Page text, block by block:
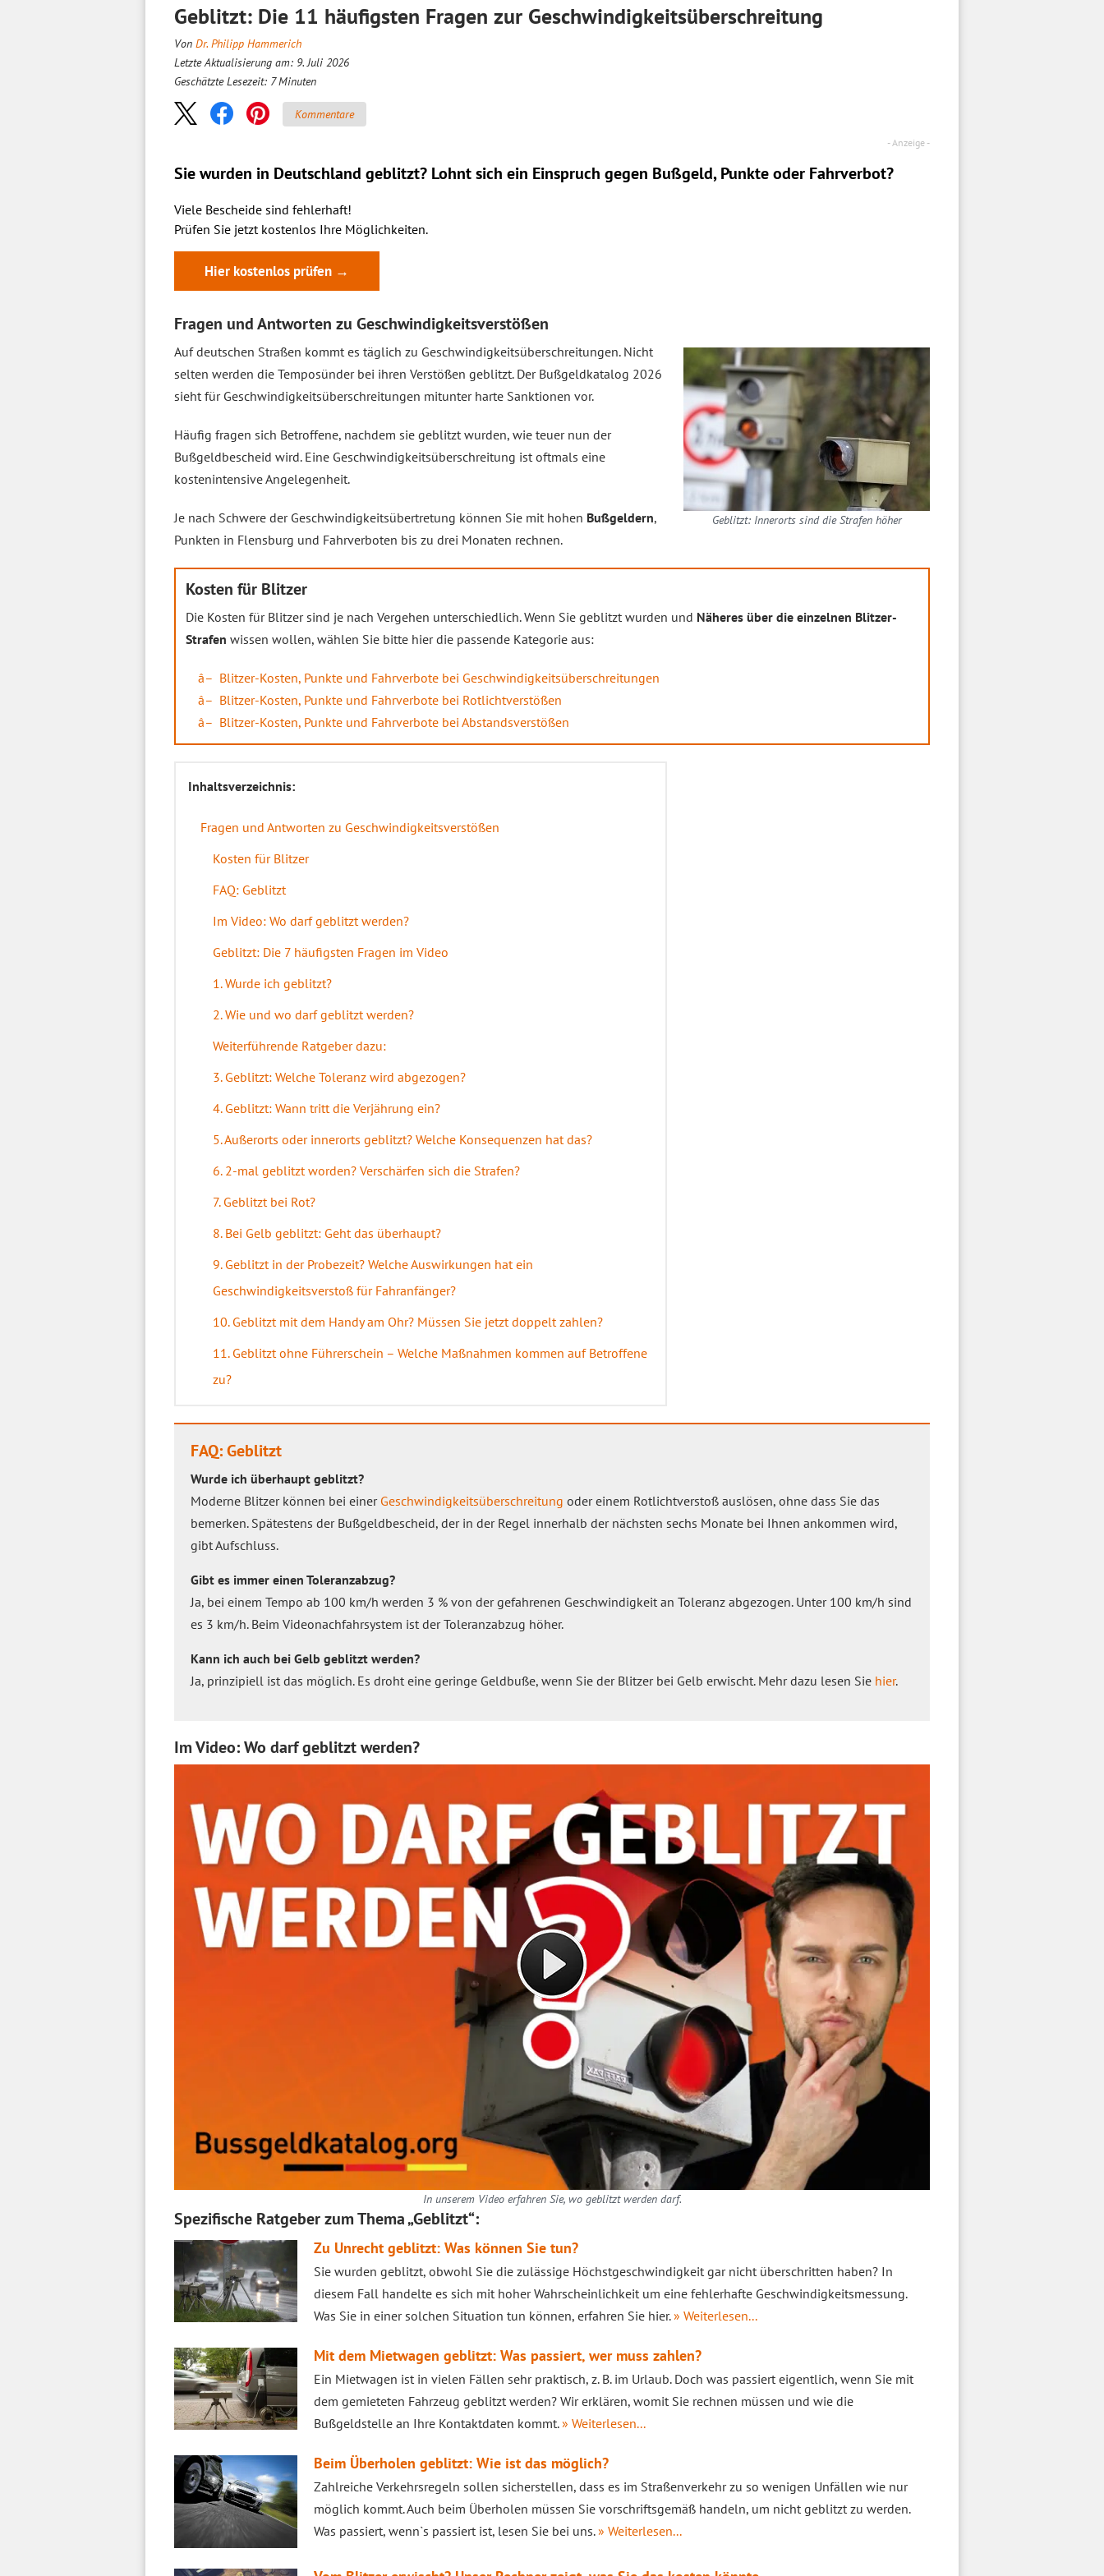
Geblitzt: Die 11 häufigsten Fragen zur Geschwindigkeitsüberschreitung
Von Dr. Philipp Hammerich
Letzte Aktualisierung am: 9. Juli 2026
Geschätzte Lesezeit: 7 Minuten
Kommentare
Sie wurden in Deutschland geblitzt? Lohnt sich ein Einspruch gegen Bußgeld, Punkte oder Fahrverbot?
Viele Bescheide sind fehlerhaft!
Prüfen Sie jetzt kostenlos Ihre Möglichkeiten.
Hier kostenlos prüfen →
Fragen und Antworten zu Geschwindigkeitsverstößen
Geblitzt: Innerorts sind die Strafen höher
Auf deutschen Straßen kommt es täglich zu Geschwindigkeitsüberschreitungen. Nicht
selten werden die Temposünder bei ihren Verstößen geblitzt. Der Bußgeldkatalog 2026
sieht für Geschwindigkeitsüberschreitungen mitunter harte Sanktionen vor.
Häufig fragen sich Betroffene, nachdem sie geblitzt wurden, wie teuer nun der
Bußgeldbescheid wird. Eine Geschwindigkeitsüberschreitung ist oftmals eine
kostenintensive Angelegenheit.
Je nach Schwere der Geschwindigkeitsübertretung können Sie mit hohen Bußgeldern,
Punkten in Flensburg und Fahrverboten bis zu drei Monaten rechnen.
Kosten für Blitzer
Die Kosten für Blitzer sind je nach Vergehen unterschiedlich. Wenn Sie geblitzt wurden und Näheres über die einzelnen Blitzer-
Strafen wissen wollen, wählen Sie bitte hier die passende Kategorie aus:
Blitzer-Kosten, Punkte und Fahrverbote bei Geschwindigkeitsüberschreitungen
Blitzer-Kosten, Punkte und Fahrverbote bei Rotlichtverstößen
Blitzer-Kosten, Punkte und Fahrverbote bei Abstandsverstößen
Inhaltsverzeichnis:
Fragen und Antworten zu Geschwindigkeitsverstößen
Kosten für Blitzer
FAQ: Geblitzt
Im Video: Wo darf geblitzt werden?
Geblitzt: Die 7 häufigsten Fragen im Video
1. Wurde ich geblitzt?
2. Wie und wo darf geblitzt werden?
Weiterführende Ratgeber dazu:
3. Geblitzt: Welche Toleranz wird abgezogen?
4. Geblitzt: Wann tritt die Verjährung ein?
5. Außerorts oder innerorts geblitzt? Welche Konsequenzen hat das?
6. 2-mal geblitzt worden? Verschärfen sich die Strafen?
7. Geblitzt bei Rot?
8. Bei Gelb geblitzt: Geht das überhaupt?
9. Geblitzt in der Probezeit? Welche Auswirkungen hat ein
Geschwindigkeitsverstoß für Fahranfänger?
10. Geblitzt mit dem Handy am Ohr? Müssen Sie jetzt doppelt zahlen?
11. Geblitzt ohne Führerschein – Welche Maßnahmen kommen auf Betroffene
zu?
FAQ: Geblitzt
Wurde ich überhaupt geblitzt?
Moderne Blitzer können bei einer Geschwindigkeitsüberschreitung oder einem Rotlichtverstoß auslösen, ohne dass Sie das
bemerken. Spätestens der Bußgeldbescheid, der in der Regel innerhalb der nächsten sechs Monate bei Ihnen ankommen wird,
gibt Aufschluss.
Gibt es immer einen Toleranzabzug?
Ja, bei einem Tempo ab 100 km/h werden 3 % von der gefahrenen Geschwindigkeit an Toleranz abgezogen. Unter 100 km/h sind
es 3 km/h. Beim Videonachfahrsystem ist der Toleranzabzug höher.
Kann ich auch bei Gelb geblitzt werden?
Ja, prinzipiell ist das möglich. Es droht eine geringe Geldbuße, wenn Sie der Blitzer bei Gelb erwischt. Mehr dazu lesen Sie hier.
Im Video: Wo darf geblitzt werden?
In unserem Video erfahren Sie, wo geblitzt werden darf.
Spezifische Ratgeber zum Thema „Geblitzt“:
Zu Unrecht geblitzt: Was können Sie tun?
Sie wurden geblitzt, obwohl Sie die zulässige Höchstgeschwindigkeit gar nicht überschritten haben? In
diesem Fall handelte es sich mit hoher Wahrscheinlichkeit um eine fehlerhafte Geschwindigkeitsmessung.
Was Sie in einer solchen Situation tun können, erfahren Sie hier.» Weiterlesen...
Mit dem Mietwagen geblitzt: Was passiert, wer muss zahlen?
Ein Mietwagen ist in vielen Fällen sehr praktisch, z. B. im Urlaub. Doch was passiert eigentlich, wenn Sie mit
dem gemieteten Fahrzeug geblitzt werden? Wir erklären, womit Sie rechnen müssen und wie die
Bußgeldstelle an Ihre Kontaktdaten kommt.» Weiterlesen...
Beim Überholen geblitzt: Wie ist das möglich?
Zahlreiche Verkehrsregeln sollen sicherstellen, dass es im Straßenverkehr zu so wenigen Unfällen wie nur
möglich kommt. Auch beim Überholen müssen Sie vorschriftsgemäß handeln, um nicht geblitzt zu werden.
Was passiert, wenn`s passiert ist, lesen Sie bei uns.» Weiterlesen...